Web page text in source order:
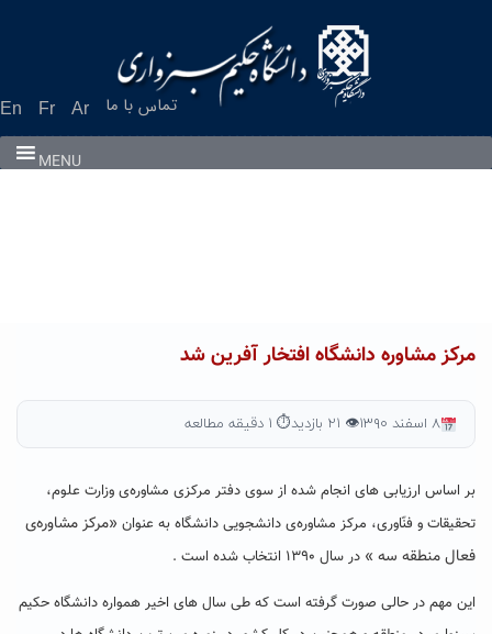
En Fr Ar تماس با ما
MENU
مرکز مشاوره دانشگاه افتخار آفرین شد
۸ اسفند ۱۳۹۰ 👁 ۲۱ بازدید ⏱ ۱ دقیقه مطالعه
بر اساس ارزیابی های انجام شده از سوی دفتر مرکزی مشاوره‌ی وزارت علوم،
تحقیقات و فنّاوری، مرکز مشاوره‌ی دانشجویی دانشگاه به عنوان «مرکز مشاوره‌ی
فعال منطقه سه » در سال ۱۳۹۰ انتخاب شده است .
این مهم در حالی صورت گرفته است که طی سال های اخیر همواره دانشگاه حکیم